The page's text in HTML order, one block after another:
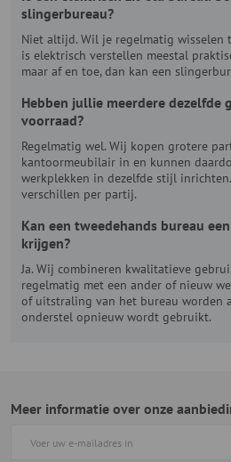
slingerbureau?
Niet altijd. Wil je regelmatig wisselen
is elektrisch verstellen meestal
maar af en toe, dan kan een
Hebben jullie meerdere dezelfde
voorraad?
Regelmatig wel. Wij kopen grotere
kantoormeubilair in en kunnen
werkplekken in dezelfde stijl
verschillen per partij.
Kan een tweedehands bureau
krijgen?
Ja. Wij combineren kwalitatieve
regelmatig met een ander of nieuw
of uitstraling van het bureau worden
onderstel opnieuw wordt gebruikt.
Meer informatie over onze